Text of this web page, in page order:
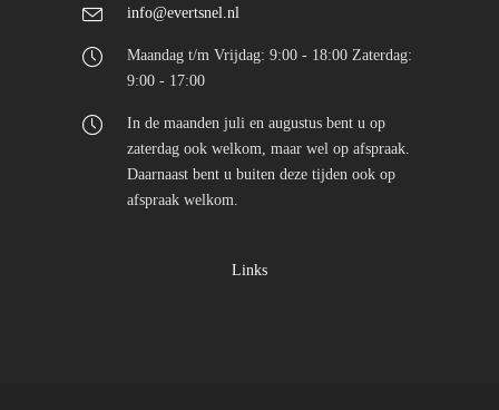
info@evertsnel.nl
Maandag t/m Vrijdag: 9:00 - 18:00 Zaterdag:
9:00 - 17:00
In de maanden juli en augustus bent u op
zaterdag ook welkom, maar wel op afspraak.
Daarnaast bent u buiten deze tijden ook op
afspraak welkom.
Links